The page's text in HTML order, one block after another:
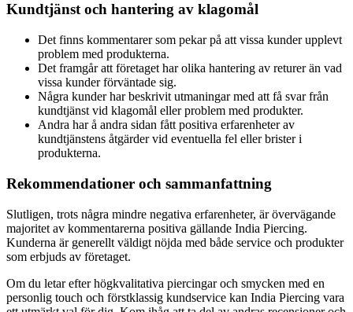
Kundtjänst och hantering av klagomål
Det finns kommentarer som pekar på att vissa kunder upplevt
problem med produkterna.
Det framgår att företaget har olika hantering av returer än vad
vissa kunder förväntade sig.
Några kunder har beskrivit utmaningar med att få svar från
kundtjänst vid klagomål eller problem med produkter.
Andra har å andra sidan fått positiva erfarenheter av
kundtjänstens åtgärder vid eventuella fel eller brister i
produkterna.
Rekommendationer och sammanfattning
Slutligen, trots några mindre negativa erfarenheter, är övervägande
majoritet av kommentarerna positiva gällande India Piercing.
Kunderna är generellt väldigt nöjda med både service och produkter
som erbjuds av företaget.
Om du letar efter högkvalitativa piercingar och smycken med en
personlig touch och förstklassig kundservice kan India Piercing vara